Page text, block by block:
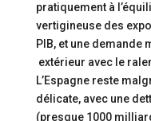
pratiquement à
vertigineuse des
PIB, et une demande
extérieur avec le
L’Espagne reste
délicate, avec une
(presque 1000